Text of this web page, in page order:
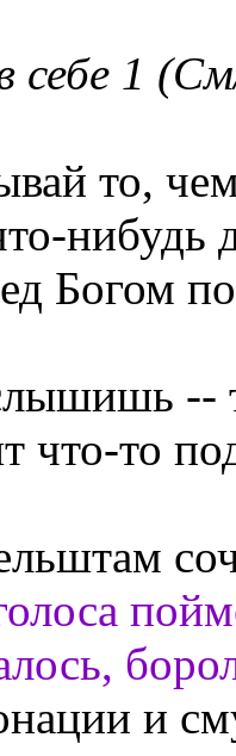
себе 1
то,
нибудь
Богом
--
что-то
и